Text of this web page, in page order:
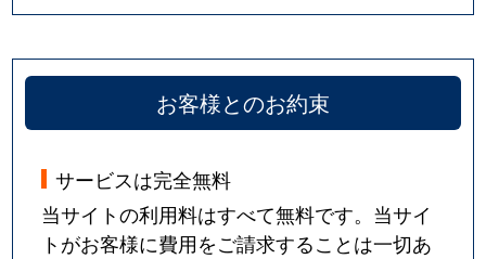
山本西
2,300万円 山本(兵庫)
徒歩14
山本西
2,200万円 山本(兵庫)
徒歩14
750万円 山本(兵庫)
徒歩9
山本南
1,000万円
弥生町
2,100万円 逆瀬川
徒歩29
お客様とのお約束
サービスは完全無料
当サイトの利用料はすべて無料です。当サイ
トがお客様に費用をご請求することは一切あ